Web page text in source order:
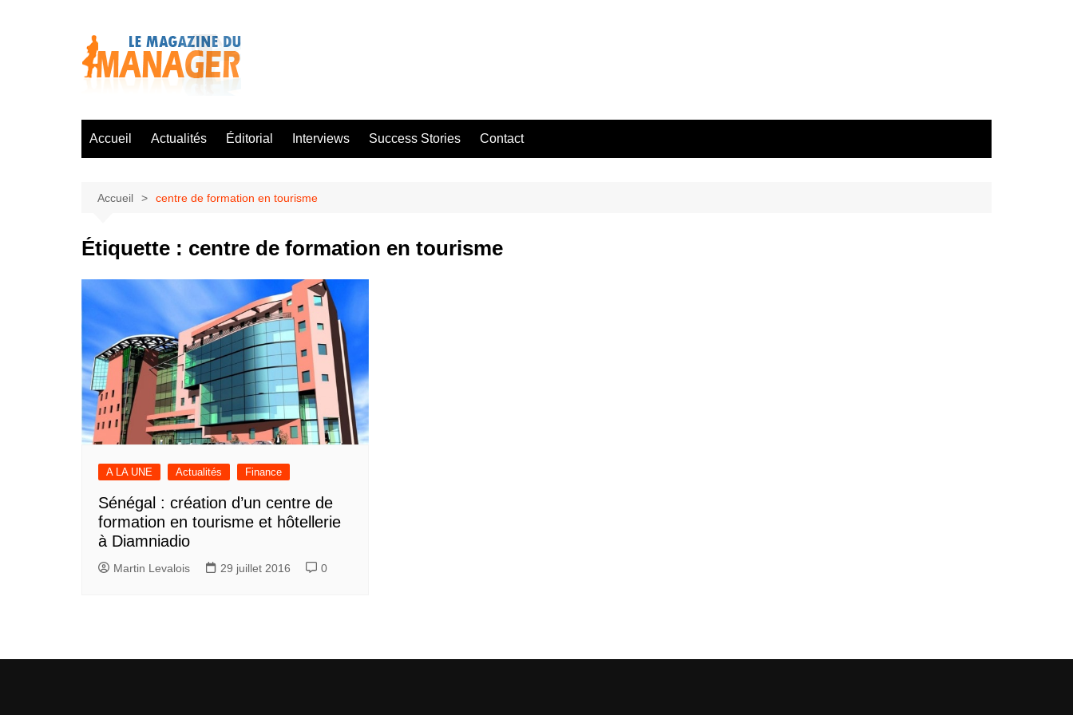
Accueil Actualités Éditorial Interviews Success Stories Contact
Accueil centre de formation en tourisme
Étiquette : centre de formation en tourisme
A LA UNE Actualités Finance
Sénégal : création d’un centre de
formation en tourisme et hôtellerie
à Diamniadio
Martin Levalois 29 juillet 2016 0